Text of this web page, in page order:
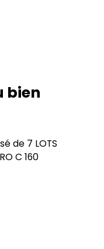
bien
de 7 LOTS
C 160